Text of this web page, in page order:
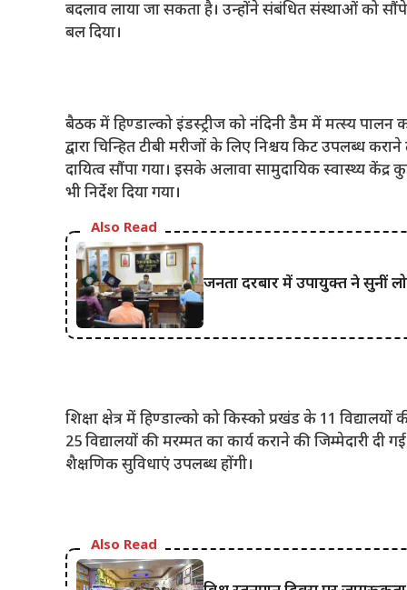
बदलाव लाया जा सकता है। उन्होंने संबंधित संस्थाओं को सौंपे
बल दिया।
बैठक में हिण्डाल्को इंडस्ट्रीज को नंदिनी डैम में मत्स्य
द्वारा चिन्हित टीबी मरीजों के लिए निश्चय किट उपलब्ध
दायित्व सौंपा गया। इसके अलावा सामुदायिक स्वास्थ्य
भी निर्देश दिया गया।
Also Read
जनता दरबार में उपायुक्त ने सुनीं
शिक्षा क्षेत्र में हिण्डाल्को को किस्को प्रखंड के 11
25 विद्यालयों की मरम्मत का कार्य कराने की जिम्मेदारी दी
शैक्षणिक सुविधाएं उपलब्ध होंगी।
Also Read